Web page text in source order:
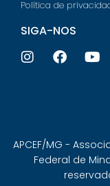
Política de
SIGA-NOS
APCEF/MG -
Federal de